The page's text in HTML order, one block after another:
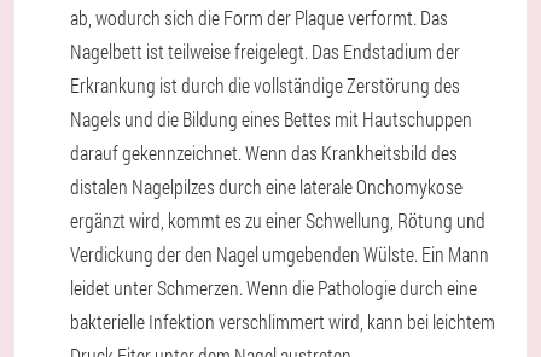
ab, wodurch sich die Form der Plaque verformt. Das
Nagelbett ist teilweise freigelegt. Das Endstadium der
Erkrankung ist durch die vollständige Zerstörung des
Nagels und die Bildung eines Bettes mit Hautschuppen
darauf gekennzeichnet. Wenn das Krankheitsbild des
distalen Nagelpilzes durch eine laterale Onchomykose
ergänzt wird, kommt es zu einer Schwellung, Rötung und
Verdickung der den Nagel umgebenden Wülste. Ein Mann
leidet unter Schmerzen. Wenn die Pathologie durch eine
bakterielle Infektion verschlimmert wird, kann bei leichtem